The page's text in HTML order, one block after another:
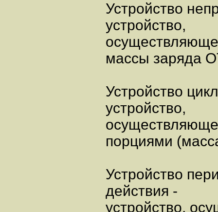
Устройство
устройство,
массы заряда
Устройство
устройство,
порциями
Устройство
действия -
устройство,